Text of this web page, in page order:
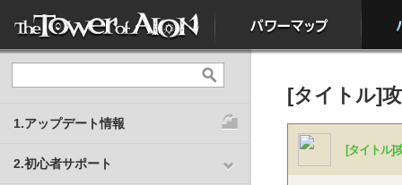
1.アップデート情報
2.初心者サポート
[タイトル]
[タイトル]